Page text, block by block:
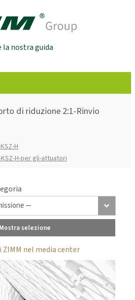
la nostra guida
di riduzione 2:1-Rinvio
H
H-per gli-attuatori
Mostra selezione
nel media center